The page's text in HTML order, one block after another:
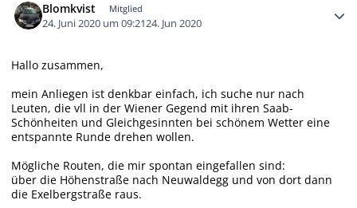
Blomkvist Mitglied
24. Juni 2020 um 09:2124. Jun 2020
Hallo zusammen,
mein Anliegen ist denkbar einfach, ich suche nur nach
Leuten, die vll in der Wiener Gegend mit ihren Saab-
Schönheiten und Gleichgesinnten bei schönem Wetter eine
entspannte Runde drehen wollen.
Mögliche Routen, die mir spontan eingefallen sind:
über die Höhenstraße nach Neuwaldegg und von dort dann
die Exelbergstraße raus.